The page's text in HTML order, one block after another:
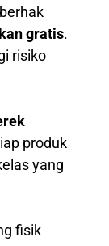
gratis.
risiko
produk
yang
fisik